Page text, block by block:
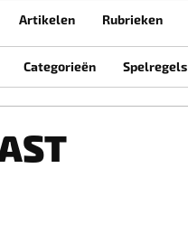
Artikelen Rubrieken
Categorieën Spelregels